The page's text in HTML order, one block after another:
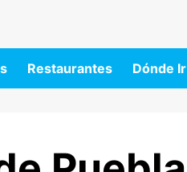
Restaurantes Dónde Ir